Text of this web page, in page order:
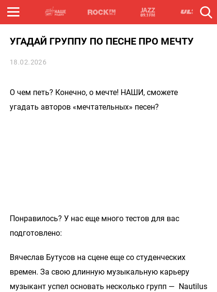
УГАДАЙ ГРУППУ ПО ПЕСНЕ ПРО МЕЧТУ
18.02.2026
О чем петь? Конечно, о мечте! НАШИ, сможете
угадать авторов «мечтательных» песен?
Понравилось? У нас еще много тестов для вас
подготовлено:
Вячеслав Бутусов на сцене еще со студенческих
времен. За свою длинную музыкальную карьеру
музыкант успел основать несколько групп — Nautilus